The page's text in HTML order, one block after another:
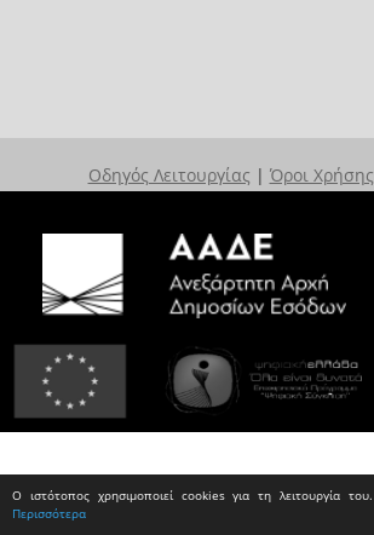
Ο ιστότοπος χρησιμοποιεί cookies για τη λειτουργία του.
Περισσότερα
Οδηγός Λειτουργίας | Όροι Χρήσης